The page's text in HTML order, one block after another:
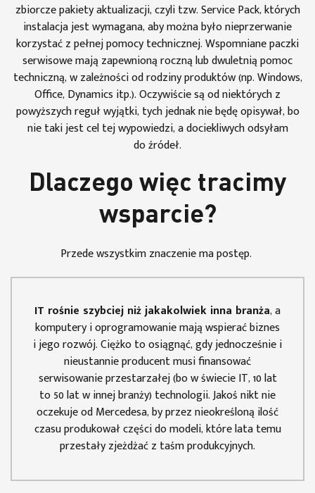
zbiorcze pakiety aktualizacji, czyli tzw. Service Pack, których
instalacja jest wymagana, aby można było nieprzerwanie
korzystać z pełnej pomocy technicznej. Wspomniane paczki
serwisowe mają zapewnioną roczną lub dwuletnią pomoc
techniczną, w zależności od rodziny produktów (np. Windows,
Office, Dynamics itp.). Oczywiście są od niektórych z
powyższych reguł wyjątki, tych jednak nie będę opisywał, bo
nie taki jest cel tej wypowiedzi, a dociekliwych odsyłam
doźródeł.
Dlaczego więc tracimy
wsparcie?
Przede wszystkim znaczenie ma postęp.
IT rośnie szybciej niż jakakolwiek inna branża, a
komputery i oprogramowanie mają wspierać biznes
i jego rozwój. Ciężko to osiągnąć, gdy jednocześnie i
nieustannie producent musi finansować
serwisowanie przestarzałej (bo w świecie IT, 10 lat
to 50 lat w innej branży) technologii. Jakoś nikt nie
oczekuje od Mercedesa, by przez nieokreśloną ilość
czasu produkował części do modeli, które lata temu
przestały zjeżdżać z taśm produkcyjnych.